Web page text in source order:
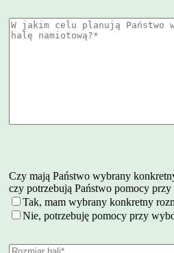
Czy mają Państwo wybrany
czy potrzebują Państwo pomocy
Tak, mam wybrany konkretny
Nie, potrzebuję pomocy przy